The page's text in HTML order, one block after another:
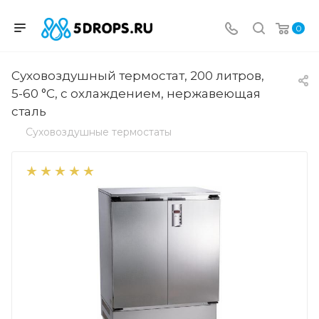
0
Суховоздушный термостат, 200 литров,
5-60 °С, с охлаждением, нержавеющая
сталь
Суховоздушные термостаты